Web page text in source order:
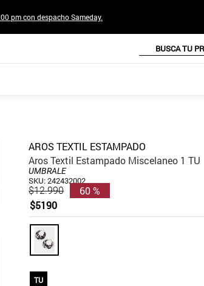
pm con despacho Sameday.
BUSCA TU
AROS TEXTIL ESTAMPADO
Aros Textil Estampado Miscelaneo 1 TU
UMBRALE
SKU:242432002
$12.990
$5190
60 %
TU